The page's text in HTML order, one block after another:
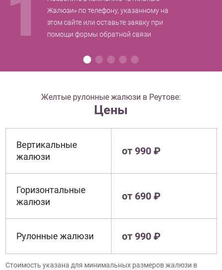
Жалюзи» по телефону, указанному на
этом сайте или оставьте заявку при
помощи формы обратной связи
Желтые рулонные жалюзи в Реутове:
Цены
Вертикальные
жалюзи
от 990 ₽
Горизонтальные
жалюзи
от 690 ₽
Рулонные жалюзи от 990 ₽
Стоимость указана для минимальных размеров жалюзи в